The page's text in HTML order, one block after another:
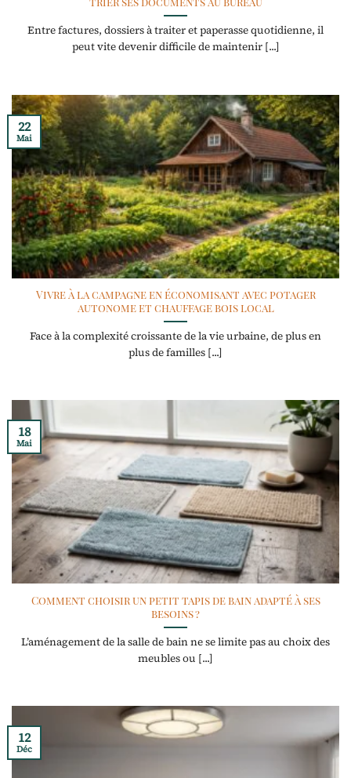
Entre factures, dossiers à traiter et paperasse quotidienne, il
peut vite devenir difficile de maintenir [...]
Vivre à la campagne en économisant avec potager
autonome et chauffage bois local
Face à la complexité croissante de la vie urbaine, de plus en
plus de familles [...]
22
Mai
Comment choisir un petit tapis de bain adapté à ses
besoins ?
L’aménagement de la salle de bain ne se limite pas au choix des
meubles ou [...]
18
Mai
12
Déc